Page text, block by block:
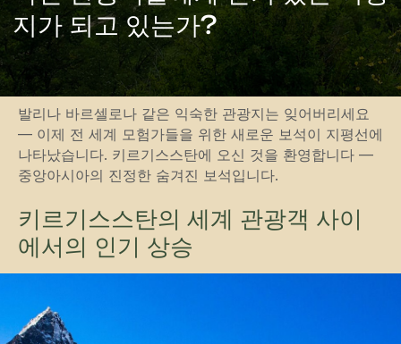
발리나 바르셀로나 같은 익숙한 관광지는 잊어버리세요
— 이제 전 세계 모험가들을 위한 새로운 보석이 지평선에
나타났습니다. 키르기스스탄에 오신 것을 환영합니다 —
중앙아시아의 진정한 숨겨진 보석입니다.
키르기스스탄의 세계 관광객 사이
에서의 인기 상승